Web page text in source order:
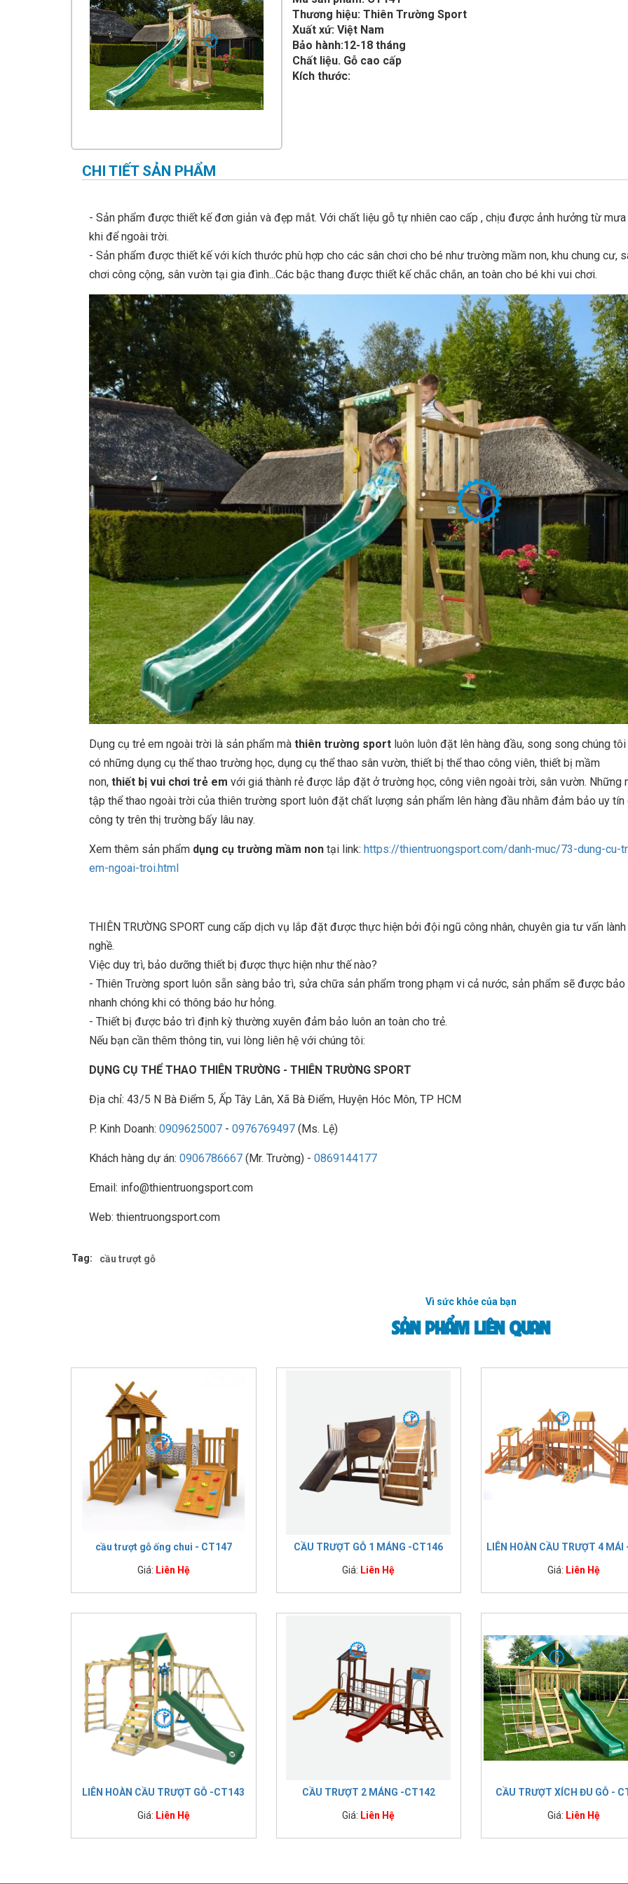
THIẾT BỊ PHÒNG GYM THIÊN
TRƯỜNG
CỎ NHÂN TẠO
Thương hiệu: Thiên Trường Sport
Xuất xứ: Việt Nam
Bảo hành:12-18 tháng
Chất liệu. Gỗ cao cấp
Kích thước:
CHI TIẾT SẢN PHẨM
- Sản phẩm được thiết kế đơn giản và đẹp mắt. Với chất liệu gỗ tự nhiên cao cấp , chịu được ảnh hưởng từ
khi để ngoài trời.
- Sản phẩm được thiết kế với kích thước phù hợp cho các sân chơi cho bé như trường mầm non, khu chung cư,
chơi công cộng, sân vườn tại gia đình...Các bậc thang được thiết kế chắc chắn, an toàn cho bé khi vui chơi.
Dụng cụ trẻ em ngoài trời là sản phẩm mà thiên trường sport luôn luôn đặt lên hàng đầu, song song chúng
có những dụng cụ thể thao trường học, dụng cụ thể thao sân vườn, thiết bị thể thao công viên, thiết bị mầm
non, thiết bị vui chơi trẻ em với giá thành rẻ được lắp đặt ở trường học, công viên ngoài trời, sân vườn. Những
tập thể thao ngoài trời của thiên trường sport luôn đặt chất lượng sản phẩm lên hàng đầu nhằm đảm bảo uy tín
công ty trên thị trường bấy lâu nay.
Xem thêm sản phẩm dụng cụ trường mầm non tại link: https://thientruongsport.com/danh-muc/73-dung-cu-
em-ngoai-troi.html
THIÊN TRƯỜNG SPORT cung cấp dịch vụ lắp đặt được thực hiện bởi đội ngũ công nhân, chuyên gia tư vấn lành
nghề.
Việc duy trì, bảo dưỡng thiết bị được thực hiện như thế nào?
- Thiên Trường sport luôn sẵn sàng bảo trì, sửa chữa sản phẩm trong phạm vi cả nước, sản phẩm sẽ được bảo
nhanh chóng khi có thông báo hư hỏng.
- Thiết bị được bảo trì định kỳ thường xuyên đảm bảo luôn an toàn cho trẻ.
Nếu bạn cần thêm thông tin, vui lòng liên hệ với chúng tôi:
DỤNG CỤ THỂ THAO THIÊN TRƯỜNG - THIÊN TRƯỜNG SPORT
Địa chỉ: 43/5 N Bà Điểm 5, Ấp Tây Lân, Xã Bà Điểm, Huyện Hóc Môn, TP HCM
P. Kinh Doanh: 0909625007 - 0976769497 (Ms. Lệ)
Khách hàng dự án: 0906786667 (Mr. Trường) - 0869144177
Email: info@thientruongsport.com
Web: thientruongsport.com
Tag: cầu trượt gỗ
Vì sức khỏe của bạn
SẢN PHẨM LIÊN QUAN
cầu trượt gỗ ống chui - CT147
Giá: Liên Hệ
CẦU TRƯỢT GỖ 1 MÁNG -CT146
Giá: Liên Hệ
LIÊN HOÀN CẦU TRƯỢT 4
Giá: Liên Hệ
LIÊN HOÀN CẦU TRƯỢT GỖ -CT143
Giá: Liên Hệ
CẦU TRƯỢT 2 MÁNG -CT142
Giá: Liên Hệ
CẦU TRƯỢT XÍCH ĐU GỖ -
Giá: Liên Hệ